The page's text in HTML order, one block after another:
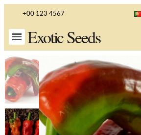
+00 123 4567
Exotic Seeds